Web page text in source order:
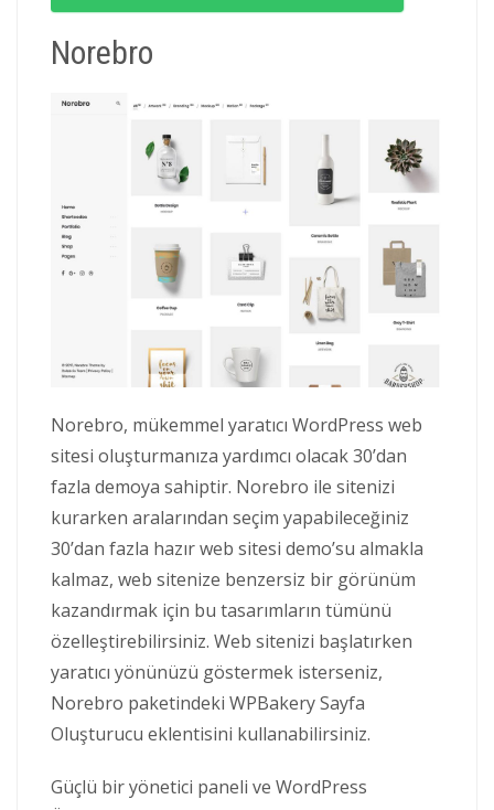
Norebro
Norebro, mükemmel yaratıcı WordPress web
sitesi oluşturmanıza yardımcı olacak 30’dan
fazla demoya sahiptir. Norebro ile sitenizi
kurarken aralarından seçim yapabileceğiniz
30’dan fazla hazır web sitesi demo’su almakla
kalmaz, web sitenize benzersiz bir görünüm
kazandırmak için bu tasarımların tümünü
özelleştirebilirsiniz. Web sitenizi başlatırken
yaratıcı yönünüzü göstermek isterseniz,
Norebro paketindeki WPBakery Sayfa
Oluşturucu eklentisini kullanabilirsiniz.
Güçlü bir yönetici paneli ve WordPress